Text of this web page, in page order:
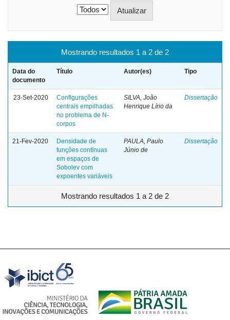
Mostrando resultados 1 a 2 de 2
Data do
documento
Título Autor(es) Tipo
23-Set-2020
Configurações
centrais empilhadas
no problema de N-
corpos
SILVA, João
Henrique Lírio da
Dissertação
21-Fev-2020
Densidade de
funções contínuas
em espaços de
Sobolev com
expoentes variáveis
PAULA, Paulo
Júnio de
Dissertação
Mostrando resultados 1 a 2 de 2